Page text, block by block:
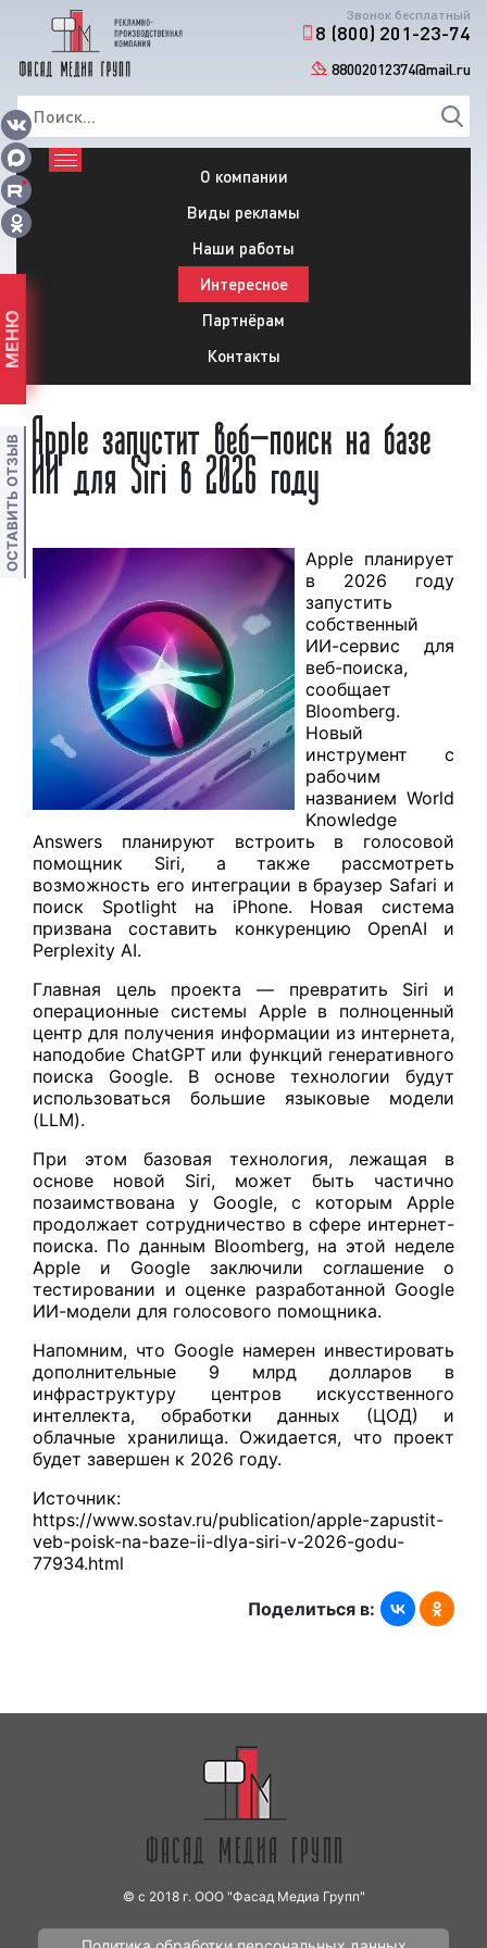
Звонок бесплатный
8 (800) 201-23-74
88002012374@mail.ru
О компании
Виды рекламы
Наши работы
Интересное
Партнёрам
Контакты
Apple запустит веб-поиск на базе
ИИ для Siri в 2026 году
Apple планирует
в 2026 году
запустить
собственный
ИИ-сервис для
веб-поиска,
сообщает
Bloomberg.
Новый
инструмент с
рабочим
названием World
Knowledge
Answers планируют встроить в голосовой
помощник Siri, а также рассмотреть
возможность его интеграции в браузер Safari и
поиск Spotlight на iPhone. Новая система
призвана составить конкуренцию OpenAI и
Perplexity AI.
Главная цель проекта — превратить Siri и
операционные системы Apple в полноценный
центр для получения информации из интернета,
наподобие ChatGPT или функций генеративного
поиска Google. В основе технологии будут
использоваться большие языковые модели
(LLM).
При этом базовая технология, лежащая в
основе новой Siri, может быть частично
позаимствована у Google, с которым Apple
продолжает сотрудничество в сфере интернет-
поиска. По данным Bloomberg, на этой неделе
Apple и Google заключили соглашение о
тестировании и оценке разработанной Google
ИИ-модели для голосового помощника.
Напомним, что Google намерен инвестировать
дополнительные 9 млрд долларов в
инфраструктуру центров искусственного
интеллекта, обработки данных (ЦОД) и
облачные хранилища. Ожидается, что проект
будет завершен к 2026 году.
Источник:
https://www.sostav.ru/publication/apple-zapustit-
veb-poisk-na-baze-ii-dlya-siri-v-2026-godu-
77934.html
Поделиться в:
© с 2018 г. ООО "Фасад Медиа Групп"
МЕНЮ
ОСТАВИТЬ ОТЗЫВ